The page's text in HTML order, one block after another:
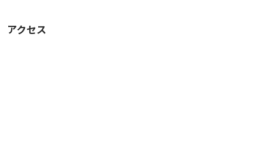
※当会議室は完全セルフサービスです
アクセス